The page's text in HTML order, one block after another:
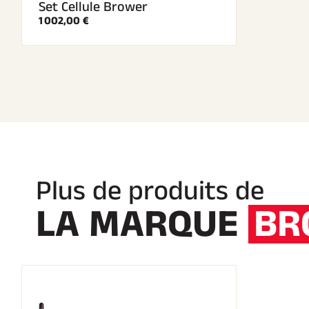
Set Cellule Brower
1 002,00 €
Plus de produits de
LA MARQUE